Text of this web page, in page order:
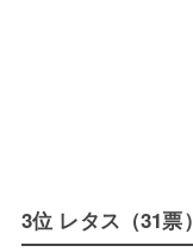
3位 レタス（31票）